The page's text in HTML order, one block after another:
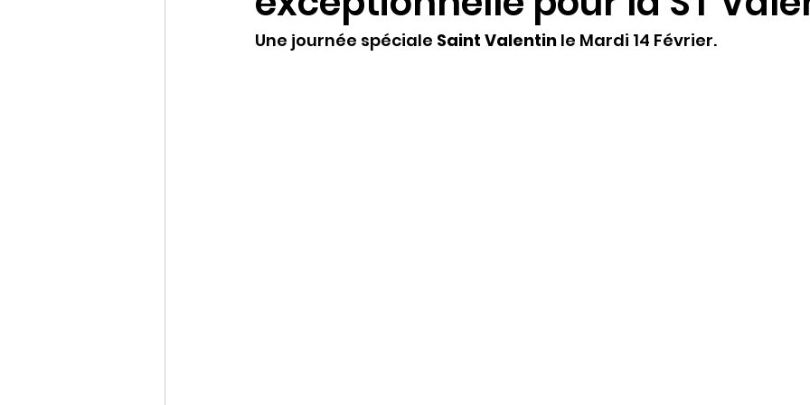
Une journée spéciale Saint Valentin le Mardi 14 Février.